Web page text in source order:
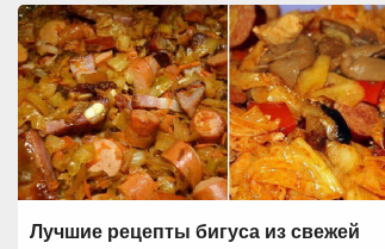
Лучшие рецепты бигуса из свежей